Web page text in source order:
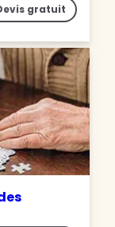
gratuit